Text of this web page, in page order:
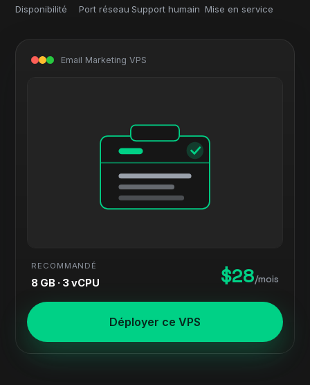
Disponibilité Port réseau Support humain Mise en service
Email Marketing VPS
RECOMMANDÉ
8 GB · 3 vCPU $28/mois
Déployer ce VPS